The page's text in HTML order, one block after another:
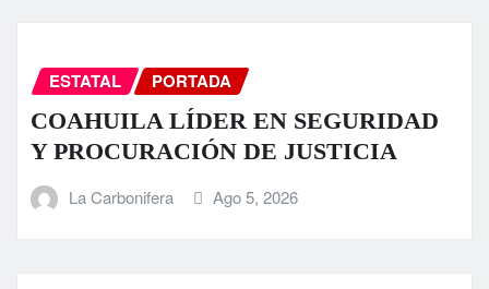
ESTATAL PORTADA
COAHUILA LÍDER EN SEGURIDAD
Y PROCURACIÓN DE JUSTICIA
La Carbonifera Ago 5, 2026